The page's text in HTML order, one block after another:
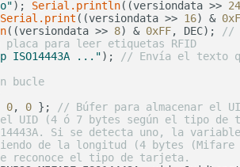
); Serial .println((versiondata >> 24
Serial .print ((versiondata >> 16) &
((versiondata >> 8) & 0xFF, DEC);
//
para leer etiquetas RFID
ISO14443A ...");
// Envía el texto
bucle
0, 0 };
// Búfer para almacenar el
UID (4 ó 7 bytes según el tipo de
Si se detecta uno, la variable
de la longitud (4 bytes (Mifare
reconoce el tipo de tarjeta.